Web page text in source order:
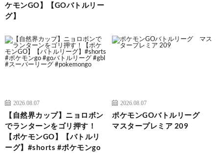
ケモンGO】【GOバトルリー
グ】
2026.08.07
【自然界カップ】ニョロボン
でランターンをゴリ押す！
【ポケモンGO】【バトルリ
ーグ】#shorts #ポケモンgo
2026.08.07
ポケモンGOバトルリーグ
マスタープレミア 209